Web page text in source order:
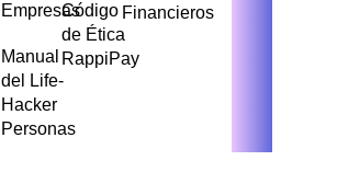
Empresas
Manual
del Life-
Hacker
Personas
Código
de Ética
RappiPay
Financieros